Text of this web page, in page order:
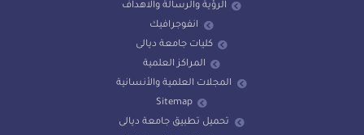
الرؤية والرسالة والاهداف
انفوجرافيك
كليات جامعة ديالى
المراكز العلمية
المجلات العلمية والأنسانية
Sitemap
تحميل تطبيق جامعة ديالى